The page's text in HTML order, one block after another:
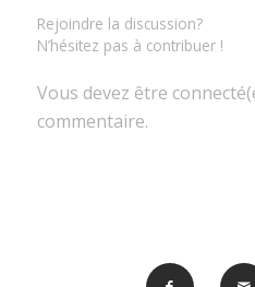
Rejoindre la discussion?
N’hésitez pas à contribuer !
Vous devez être
commentaire.